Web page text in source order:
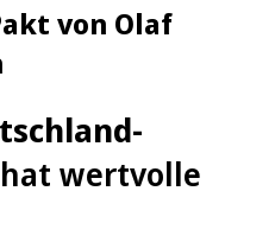
von Olaf
wertvolle